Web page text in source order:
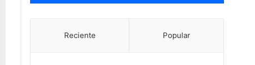
Reciente Popular